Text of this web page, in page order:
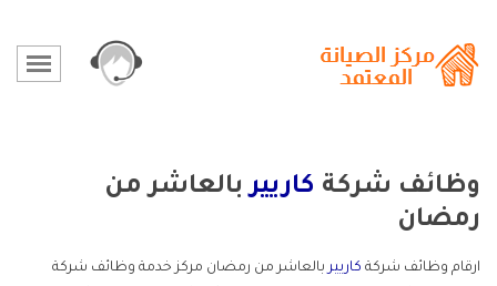
وظائف شركة كارييربالعاشر من
رمضان
ارقام وظائف شركة كارييربالعاشر من رمضان مركز خدمة وظائف شركة